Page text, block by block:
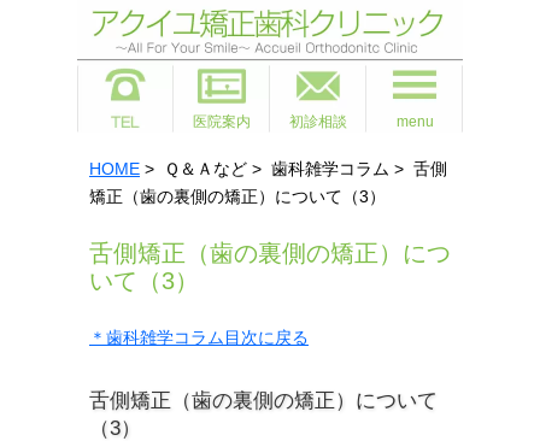
医院案内 初診相談 menu
HOME > Ｑ＆Ａなど > 歯科雑学コラム > 舌側
矯正（歯の裏側の矯正）について（3）
舌側矯正（歯の裏側の矯正）につ
いて（3）
＊歯科雑学コラム目次に戻る
舌側矯正（歯の裏側の矯正）について
（3）